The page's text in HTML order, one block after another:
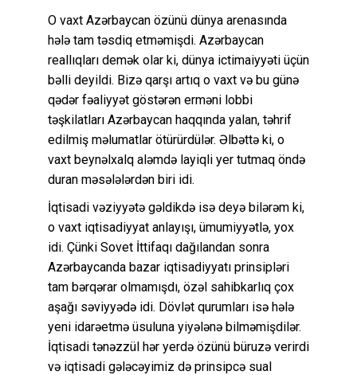
O vaxt Azərbaycan özünü dünya arenasında
hələ tam təsdiq etməmişdi. Azərbaycan
reallıqları demək olar ki, dünya ictimaiyyəti üçün
bəlli deyildi. Bizə qarşı artıq o vaxt və bu günə
qədər fəaliyyət göstərən erməni lobbi
təşkilatları Azərbaycan haqqında yalan, təhrif
edilmiş məlumatlar ötürürdülər. Əlbəttə ki, o
vaxt beynəlxalq aləmdə layiqli yer tutmaq öndə
duran məsələlərdən biri idi.
İqtisadi vəziyyətə gəldikdə isə deyə bilərəm ki,
o vaxt iqtisadiyyat anlayışı, ümumiyyətlə, yox
idi. Çünki Sovet İttifaqı dağılandan sonra
Azərbaycanda bazar iqtisadiyyatı prinsipləri
tam bərqərar olmamışdı, özəl sahibkarlıq çox
aşağı səviyyədə idi. Dövlət qurumları isə hələ
yeni idarəetmə üsuluna yiyələnə bilməmişdilər.
İqtisadi tənəzzül hər yerdə özünü büruzə verirdi
və iqtisadi gələcəyimiz də prinsipcə sual